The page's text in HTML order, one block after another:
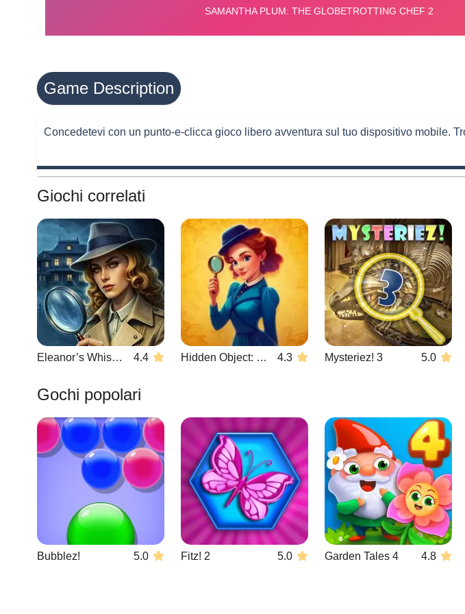
Game Description
Concedetevi con un punto-e-clicca gioco libero avventura sul tuo dispositivo mobile.
Giochi correlati
Eleanor’s Whisper 4.4 Hidden Object: Emily's Case 4.3 Mysteriez! 3 5.0
Gochi popolari
Bubblez! 5.0 Fitz! 2 5.0 Garden Tales 4 4.8